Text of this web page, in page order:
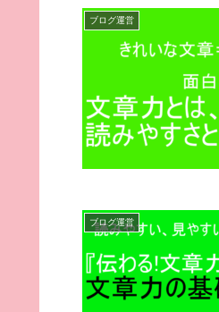
ブログ運営
ブログ運営